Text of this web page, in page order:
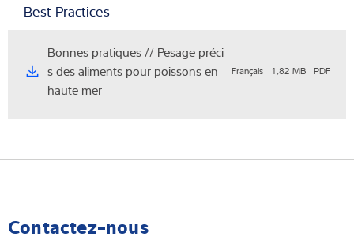
Best Practices
Bonnes pratiques // Pesage préci
s des aliments pour poissons en
haute mer
Français 1,82 MB PDF
Contactez-nous